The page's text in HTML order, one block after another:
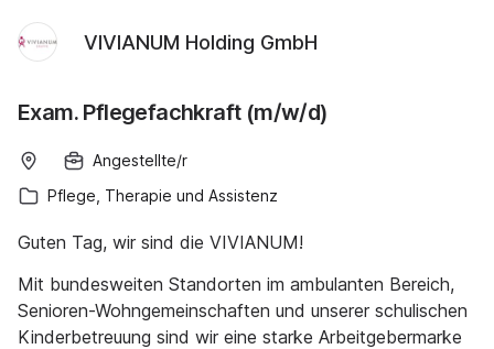
VIVIANUM Holding GmbH
Exam. Pflegefachkraft (m/w/d)
Angestellte/r
Pflege, Therapie und Assistenz
Guten Tag, wir sind die VIVIANUM!
Mit bundesweiten Standorten im ambulanten Bereich,
Senioren-Wohngemeinschaften und unserer schulischen
Kinderbetreuung sind wir eine starke Arbeitgebermarke